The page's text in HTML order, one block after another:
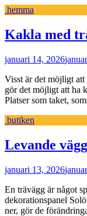
hemma
Kakla med
januari 14, 2026
Visst är det möjligt
gör det möjligt att ha
Platser som taket,
butiken
Levande vägg
januari 13, 2026
En trävägg är något
dekorationspanel
ner, gör de